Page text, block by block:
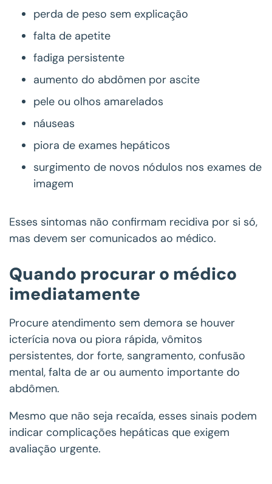
perda de peso sem explicação
falta de apetite
fadiga persistente
aumento do abdômen por ascite
pele ou olhos amarelados
náuseas
piora de exames hepáticos
surgimento de novos nódulos nos exames de
imagem
Esses sintomas não confirmam recidiva por si só,
mas devem ser comunicados ao médico.
Quando procurar o médico
imediatamente
Procure atendimento sem demora se houver
icterícia nova ou piora rápida, vômitos
persistentes, dor forte, sangramento, confusão
mental, falta de ar ou aumento importante do
abdômen.
Mesmo que não seja recaída, esses sinais podem
indicar complicações hepáticas que exigem
avaliação urgente.